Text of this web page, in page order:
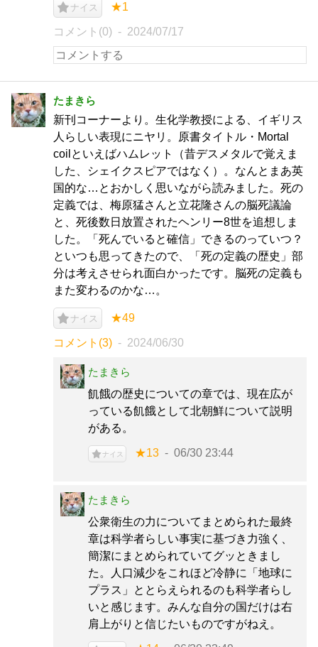
ナイス ★1
コメント(0) 2024/07/17
たまきら
新刊コーナーより。生化学教授による、イギリス
人らしい表現にニヤリ。原書タイトル・Mortal
coilといえばハムレット（昔デスメタルで覚えま
した、シェイクスピアではなく）。なんとまあ英
国的な…とおかしく思いながら読みました。死の
定義では、梅原猛さんと立花隆さんの脳死議論
と、死後数日放置されたヘンリー8世を追想しま
した。「死んでいると確信」できるのっていつ？
といつも思ってきたので、「死の定義の歴史」部
分は考えさせられ面白かったです。脳死の定義も
また変わるのかな…。
ナイス ★49
コメント(3) 2024/06/30
たまきら
飢餓の歴史についての章では、現在広が
っている飢餓として北朝鮮について説明
がある。
ナイス ★13 06/30 23:44
たまきら
公衆衛生の力についてまとめられた最終
章は科学者らしい事実に基づき力強く、
簡潔にまとめられていてグッときまし
た。人口減少をこれほど冷静に「地球に
プラス」ととらえられるのも科学者らし
いと感じます。みんな自分の国だけは右
肩上がりと信じたいものですがねえ。